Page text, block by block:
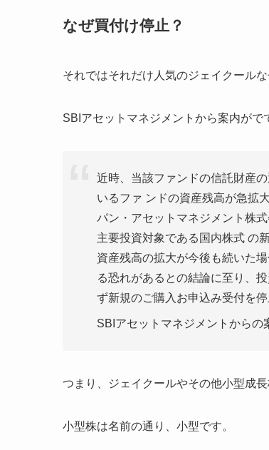
なぜ買付け停止？
それではそれだけ人気のジェイクール
SBIアセットマネジメントから案内がで
近時、当該ファンドの信託財産
いるファ ンドの資産残高が急拡
パン・アセットマネジメント株
主要投資対象である国内株式 の
資産残高の拡大が今後も続いた
る恐れがあるとの結論に至り、
ず新規のご購入お申込み受付を
SBIアセットマネジメントからの
つまり、ジェイクールやその他小型成
小型株は名前の通り、小型です。